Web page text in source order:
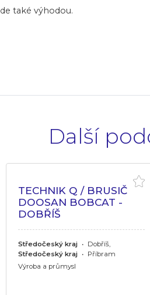
také výhodou.
Další
TECHNIK Q / BRUSIČ
DOOSAN BOBCAT -
DOBŘÍŠ
Středočeský kraj • Dobříš,
Středočeský kraj • Příbram
Výroba a průmysl